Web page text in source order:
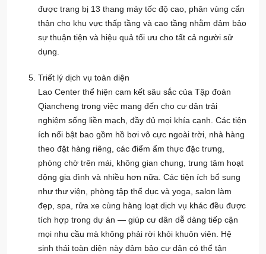
được trang bị 13 thang máy tốc độ cao, phân vùng cẩn
thận cho khu vực thấp tầng và cao tầng nhằm đảm bảo
sự thuận tiện và hiệu quả tối ưu cho tất cả người sử
dụng.
Triết lý dịch vụ toàn diện
Lao Center thể hiện cam kết sâu sắc của Tập đoàn
Qiancheng trong việc mang đến cho cư dân trải
nghiệm sống liền mạch, đầy đủ mọi khía cạnh. Các tiện
ích nổi bật bao gồm hồ bơi vô cực ngoài trời, nhà hàng
theo đặt hàng riêng, các điểm ẩm thực đặc trưng,
phòng chờ trên mái, không gian chung, trung tâm hoạt
động gia đình và nhiều hơn nữa. Các tiện ích bổ sung
như thư viện, phòng tập thể dục và yoga, salon làm
đẹp, spa, rửa xe cùng hàng loạt dịch vụ khác đều được
tích hợp trong dự án — giúp cư dân dễ dàng tiếp cận
mọi nhu cầu mà không phải rời khỏi khuôn viên. Hệ
sinh thái toàn diện này đảm bảo cư dân có thể tận